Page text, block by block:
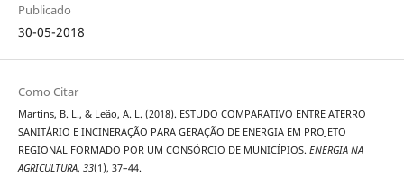
Publicado
30-05-2018
Como Citar
Martins, B. L., & Leão, A. L. (2018). ESTUDO COMPARATIVO ENTRE ATERRO
SANITÁRIO E INCINERAÇÃO PARA GERAÇÃO DE ENERGIA EM PROJETO
REGIONAL FORMADO POR UM CONSÓRCIO DE MUNICÍPIOS. ENERGIA NA
AGRICULTURA, 33(1), 37–44.